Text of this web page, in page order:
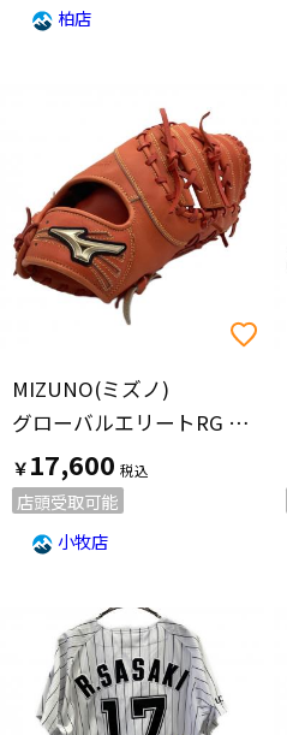
柏店
MIZUNO(ミズノ)
グローバルエリートRG 軟式グローブ ファーストミット
￥17,600
店頭受取可能
小牧店